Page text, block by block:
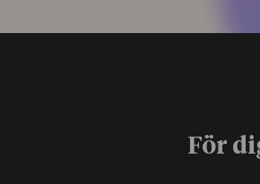
För